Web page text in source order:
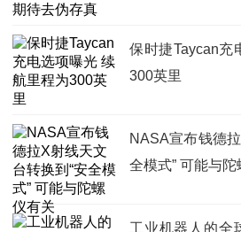
保时捷Taycan充
300英里
NASA宣布钱德
全模式” 可能与陀
工业机器人的全